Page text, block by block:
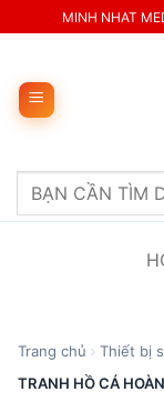
to
MINH NHAT
Search
Trang chủ Thiết bị
TRANH HỒ CÁ